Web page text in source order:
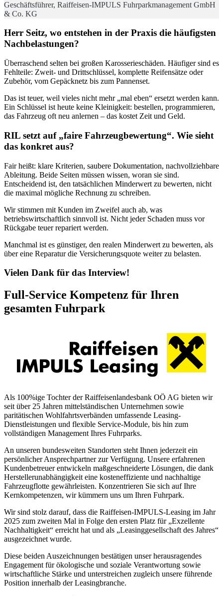
Geschäftsführer, Raiffeisen-IMPULS Fuhrparkmanagement GmbH
& Co. KG
Herr Seitz, wo entstehen in der Praxis die häufigsten
Nachbelastungen?
Überraschend selten bei großen Karosserieschäden. Häufiger sind es
Fehlteile: Zweit- und Drittschlüssel, komplette Reifensätze oder
Zubehör, vom Gepäcknetz bis zum Pannenset.
Das ist teuer, weil vieles nicht mehr „mal eben“ ersetzt werden kann.
Ein Schlüssel ist heute keine Kleinigkeit: bestellen, programmieren,
das Fahrzeug oft neu anlernen – das kostet Zeit und Geld.
RIL setzt auf „faire Fahrzeugbewertung“. Wie sieht
das konkret aus?
Fair heißt: klare Kriterien, saubere Dokumentation, nachvollziehbare
Ableitung. Beide Seiten müssen wissen, woran sie sind.
Entscheidend ist, den tatsächlichen Minderwert zu bewerten, nicht
die maximal mögliche Rechnung zu schreiben.
Wir stimmen mit Kunden im Zweifel auch ab, was
betriebswirtschaftlich sinnvoll ist. Nicht jeder Schaden muss vor
Rückgabe teuer repariert werden.
Manchmal ist es günstiger, den realen Minderwert zu bewerten, als
über eine Reparatur die Versicherungsquote weiter zu belasten.
Vielen Dank für das Interview!
Full-Service Kompetenz für Ihren
gesamten Fuhrpark
Als 100%ige Tochter der Raiffeisenlandesbank OÖ AG bieten wir
seit über 25 Jahren mittelständischen Unternehmen sowie
paritätischen Wohlfahrtsverbänden umfassende Leasing-
Dienstleistungen und flexible Service-Module, bis hin zum
vollständigen Management Ihres Fuhrparks.
An unseren bundesweiten Standorten steht Ihnen jederzeit ein
persönlicher Ansprechpartner zur Verfügung. Unsere erfahrenen
Kundenbetreuer entwickeln maßgeschneiderte Lösungen, die dank
Herstellerunabhängigkeit eine kosteneffiziente und nachhaltige
Fahrzeugflotte gewährleisten. Konzentrieren Sie sich auf Ihre
Kernkompetenzen, wir kümmern uns um Ihren Fuhrpark.
Wir sind stolz darauf, dass die Raiffeisen-IMPULS-Leasing im Jahr
2025 zum zweiten Mal in Folge den ersten Platz für „Exzellente
Nachhaltigkeit“ erreicht hat und als „Leasinggesellschaft des Jahres“
ausgezeichnet wurde.
Diese beiden Auszeichnungen bestätigen unser herausragendes
Engagement für ökologische und soziale Verantwortung sowie
wirtschaftliche Stärke und unterstreichen zugleich unsere führende
Position innerhalb der Leasingbranche.